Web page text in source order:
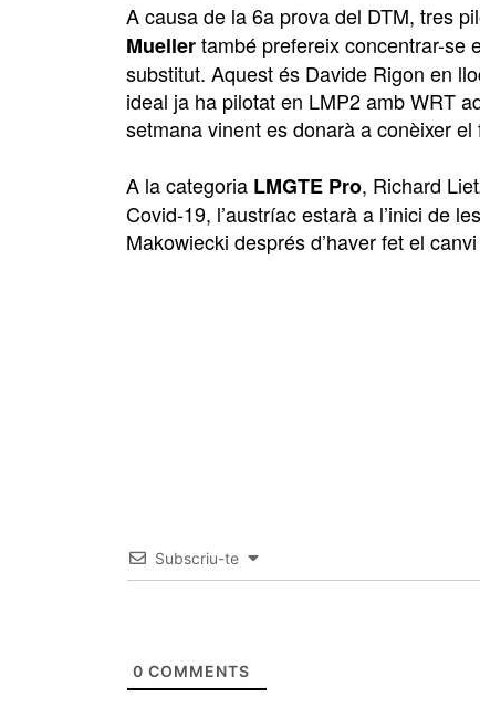
A causa de la 6a prova del DTM, tres
Muellertambé prefereix concentrar-se
substitut. Aquest és Davide Rigon en
ideal ja ha pilotat en LMP2 amb WRT
setmana vinent es donarà a conèixer
A la categoria LMGTE Pro, Richard
Covid-19, l’austríac estarà a l’inici de
Makowiecki després d’haver fet el
Subscriu-te
0 COMMENTS